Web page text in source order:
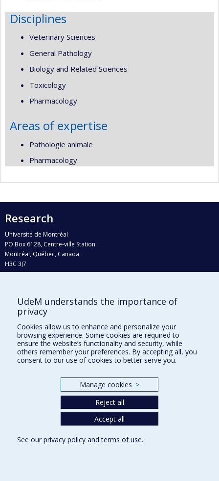
Disciplines
Veterinary Sciences
General Pathology
Biology and Related Sciences
Toxicology
Pharmacology
Areas of expertise
Pathologie animale
Pharmacology
Research
Université de Montréal
PO Box 6128, Centre-ville Station
Montréal, Québec, Canada
H3C 3J7
Who does what?
Find us
Site map
Accessibility
UdeM understands the importance of
privacy
Cookies allow us to enhance and personalize your
browsing experience. Some cookies are required to
ensure the website’s functionality and security, while
others remember your preferences. By accepting all, you
consent to our use of cookies to better serve you.
Manage cookies >
Reject all
Accept all
See our privacy policy andterms of use.